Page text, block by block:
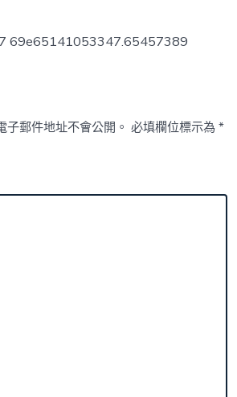
69e65141053347.65457389
郵件地址不會公開。 必填欄位標示為*